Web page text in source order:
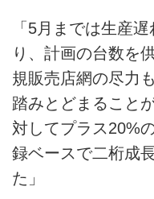
「5月までは生産
り、計画の台数を
規販売店網の尽力
踏みとどまること
対してプラス20%
録ベースで二桁成
た」